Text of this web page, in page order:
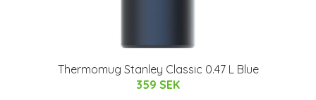
Thermomug Stanley Classic 0.47 L Blue
359 SEK